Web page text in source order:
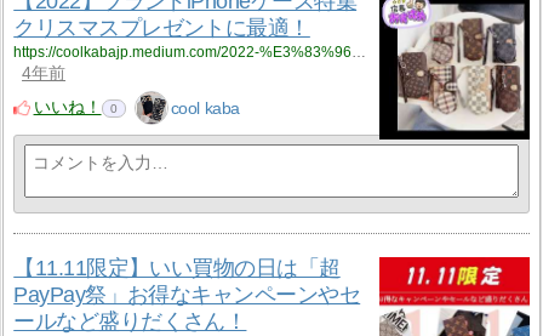
ギフトも手に入れるチャンスがあります。
ご注文から梱包、発送、物流追跡まで、LINEを通じ
て全てのプロセスを透明に確認いただけます。お客
様に寄り添ったサービスを提供し、シームレスなシ
ョッピング体験をお約束します。
現在、当サイトでは「買一送一」キャンペーンを実
施中です。お得な商品や特別なプレゼントが満載で
す。また、LINEでお友達追加していただいた方に
ーポンコードは『Q800』です。どうぞこの機会をお
見逃しなく！
詳しくはこちらをご覧ください:
https://feecopy.com/gift.html
1年10ヶ月前
クリスマスプレゼントに最適！
https://coolkabajp.medium.com/2022-%E3%83%96%E3%83%A9%E3%83%B3%E3%83%89iphone%E3%82%B1%E3%83%BC%E3%82%B9%E7%89%B9%E9%9B%86-%E3%82%AF%E3%83%AA%E3%82%B9%E3%83%9E%E3%82%B9%E3%83%97%E3%83%AC%E3%82%BC%E3%83%B3%E3%83%88%E3%81%AB%E6%9C%80%E9%81%A9-183910eb464e?source=rss-eb05de2c066a------2
4年前
いいね！
0 cool kaba
【11.11限定】いい買物の日は「超
PayPay祭」お得なキャンペーンやセ
ールなど盛りだくさん！